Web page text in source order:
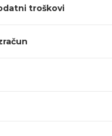
troškovi